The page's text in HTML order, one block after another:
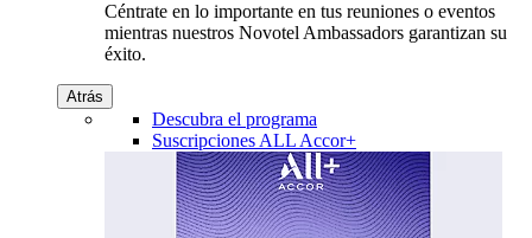
Céntrate en lo importante en tus reuniones o eventos
mientras nuestros Novotel Ambassadors garantizan su
éxito.
Atrás
Descubra el programa
Suscripciones ALL Accor+